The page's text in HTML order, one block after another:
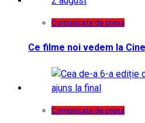
Comunicate de presa
Ce filme noi vedem la
Comunicate de presa